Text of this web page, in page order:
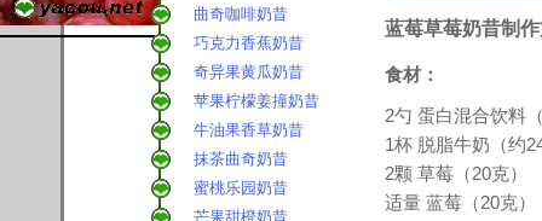
曲奇咖啡奶昔
巧克力香蕉奶昔
奇异果黄瓜奶昔
苹果柠檬姜撞奶昔
牛油果香草奶昔
抹茶曲奇奶昔
蜜桃乐园奶昔
芒果甜橙奶昔
蓝莓草莓奶昔制
食材：
2勺 蛋白混合饮料
1杯 脱脂牛奶（约
2颗 草莓（20克）
适量 蓝莓（20克）